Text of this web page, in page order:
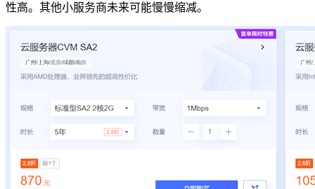
性高。其他小服务商未来可能慢慢缩减。